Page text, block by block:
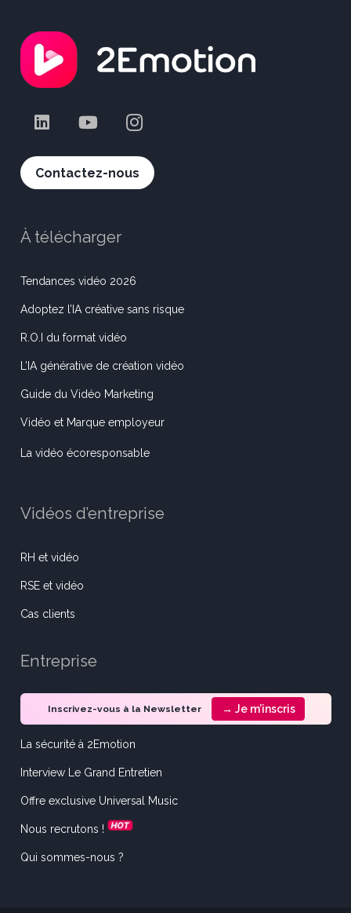
Contactez-nous
À télécharger
Tendances vidéo 2026
Adoptez l’IA créative sans risque
R.O.I du format vidéo
L’IA générative de création vidéo
Guide du Vidéo Marketing
Vidéo et Marque employeur
La vidéo écoresponsable
Vidéos d’entreprise
RH et vidéo
RSE et vidéo
Cas clients
Entreprise
Inscrivez-vous à la Newsletter → Je m’inscris
La sécurité à 2Emotion
Interview Le Grand Entretien
Offre exclusive Universal Music
Nous recrutons !
Qui sommes-nous ?